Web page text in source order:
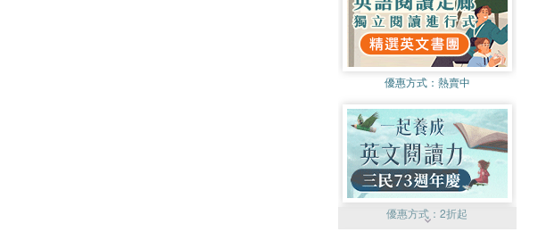
優惠方式： 熱賣中
優惠方式：2折起